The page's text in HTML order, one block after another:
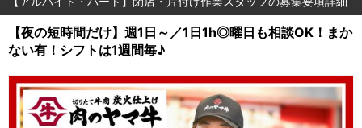
【夜の短時間だけ】週1日～／1日1h◎曜日も相談OK！まか
ない有！シフトは1週間毎♪